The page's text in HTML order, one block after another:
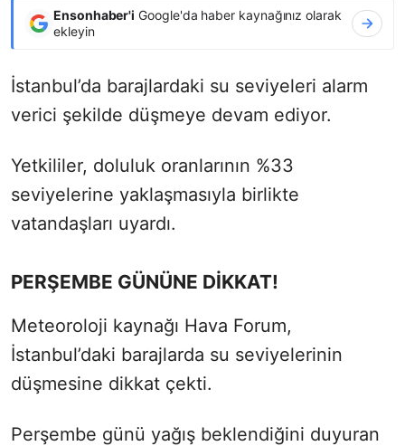
Ensonhaber'i Google'da haber kaynağınız olarak
ekleyin
İstanbul’da barajlardaki su seviyeleri alarm
verici şekilde düşmeye devam ediyor.
Yetkililer, doluluk oranlarının %33
seviyelerine yaklaşmasıyla birlikte
vatandaşları uyardı.
PERŞEMBE GÜNÜNE DİKKAT!
Meteoroloji kaynağı Hava Forum,
İstanbul’daki barajlarda su seviyelerinin
düşmesine dikkat çekti.
Perşembe günü yağış beklendiğini duyuran